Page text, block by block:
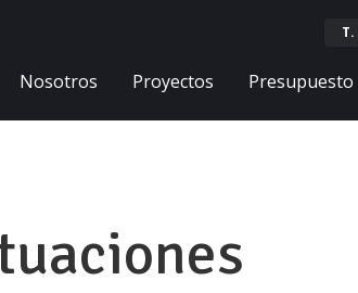
T.
Nosotros Proyectos Presupuesto